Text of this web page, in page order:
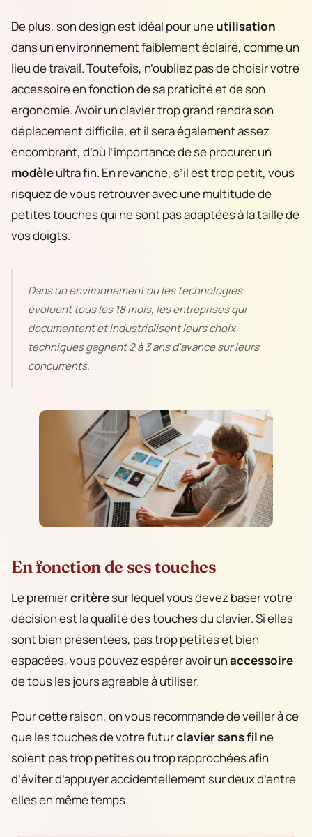
De plus, son design est idéal pour uneutilisation
dans un environnement faiblement éclairé, comme un
lieu de travail. Toutefois, n’oubliez pas de choisir votre
accessoire en fonction de sa praticité et de son
ergonomie. Avoir un clavier trop grand rendra son
déplacement difficile, et il sera également assez
encombrant, d’où l’importance de se procurer un
modèleultra fin. En revanche, s’il est trop petit, vous
risquez de vous retrouver avec une multitude de
petites touches qui ne sont pas adaptées à la taille de
vos doigts.
Dans un environnement où les technologies
évoluent tous les 18 mois, les entreprises qui
documentent et industrialisent leurs choix
techniques gagnent 2 à 3 ans d'avance sur leurs
concurrents.
En fonction de ses touches
Le premiercritèresur lequel vous devez baser votre
décision est la qualité des touches du clavier. Si elles
sont bien présentées, pas trop petites et bien
espacées, vous pouvez espérer avoir unaccessoire
de tous les jours agréable à utiliser.
Pour cette raison, on vous recommande de veiller à ce
que les touches de votre futurclavier sans fil ne
soient pas trop petites ou trop rapprochées afin
d’éviter d’appuyer accidentellement sur deux d’entre
elles en même temps.